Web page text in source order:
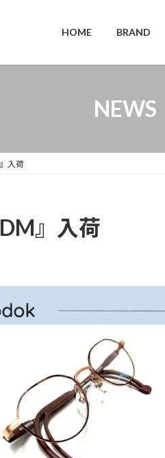
HOME BRAND
NEWS
入荷
』入荷